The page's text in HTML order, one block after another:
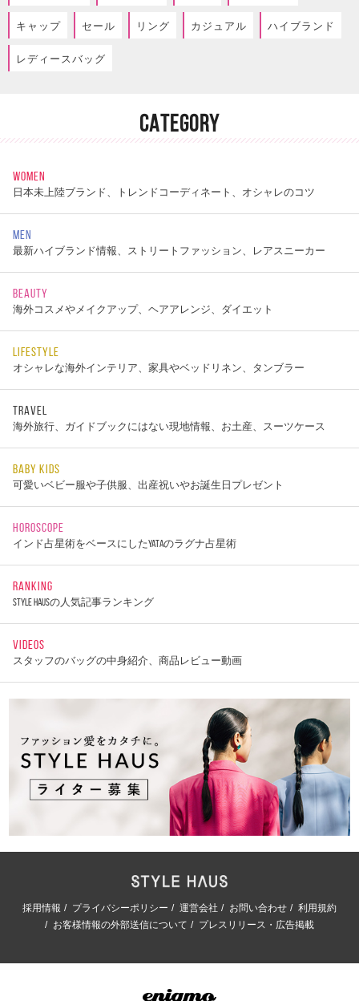
キャップ セール リング カジュアル ハイブランド
レディースバッグ
CATEGORY
WOMEN
日本未上陸ブランド、トレンドコーディネート、オシャレのコツ
MEN
最新ハイブランド情報、ストリートファッション、レアスニーカー
BEAUTY
海外コスメやメイクアップ、ヘアアレンジ、ダイエット
LIFESTYLE
オシャレな海外インテリア、家具やベッドリネン、タンブラー
TRAVEL
海外旅行、ガイドブックにはない現地情報、お土産、スーツケース
BABY KIDS
可愛いベビー服や子供服、出産祝いやお誕生日プレゼント
HOROSCOPE
インド占星術をベースにしたYATAのラグナ占星術
RANKING
STYLE HAUSの人気記事ランキング
VIDEOS
スタッフのバッグの中身紹介、商品レビュー動画
採用情報 プライバシーポリシー 運営会社 お問い合わせ
利用規約
お客様情報の外部送信について
プレスリリース・広告掲載